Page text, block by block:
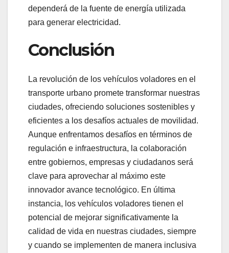
dependerá de la fuente de energía utilizada
para generar electricidad.
Conclusión
La revolución de los vehículos voladores en el
transporte urbano promete transformar nuestras
ciudades, ofreciendo soluciones sostenibles y
eficientes a los desafíos actuales de movilidad.
Aunque enfrentamos desafíos en términos de
regulación e infraestructura, la colaboración
entre gobiernos, empresas y ciudadanos será
clave para aprovechar al máximo este
innovador avance tecnológico. En última
instancia, los vehículos voladores tienen el
potencial de mejorar significativamente la
calidad de vida en nuestras ciudades, siempre
y cuando se implementen de manera inclusiva